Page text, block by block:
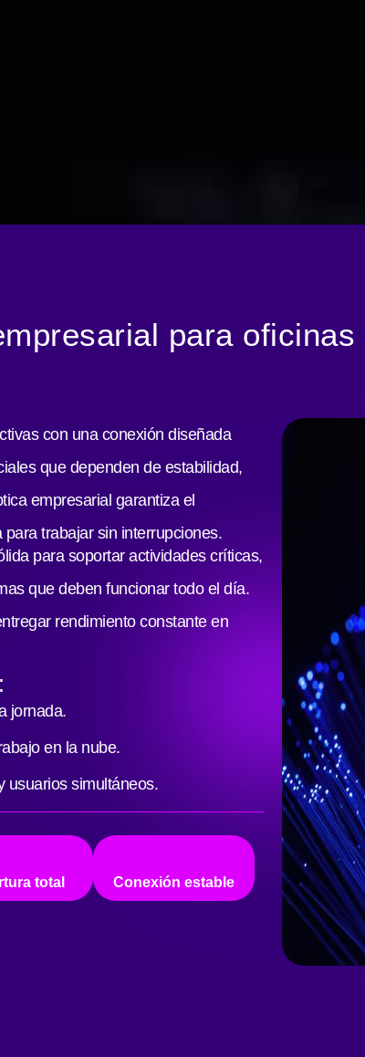
para
con una conexión diseñada
que dependen de estabilidad,
empresarial garantiza el
trabajar sin interrupciones.
para soportar actividades críticas,
que deben funcionar todo el día.
rendimiento constante en
jornada.
en la nube.
usuarios simultáneos.
total Conexión estable